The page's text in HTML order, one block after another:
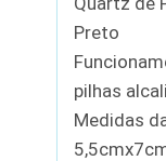
Preto
pilhas
Medidas